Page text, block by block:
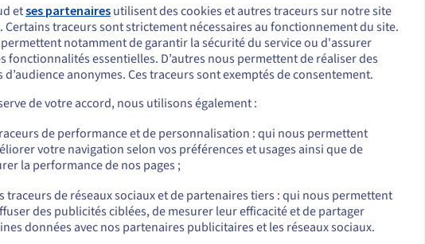
et les horodatages au
sujets (Topic Classification)
neutre)
la modération au travers de 19
semblez être localisé en États-Unis.
commander, rendez-vous sur le site de votre pays (États-Unis) et créez un
us.ovhcloud.com/
Anglais USD - $
ou
sur le site actuel
etses partenaires utilisent des cookies et autres traceurs sur notre site
Certains traceurs sont strictement nécessaires au fonctionnement du site.
notamment de garantir la sécurité du service ou d'assurer
fonctionnalités essentielles. D’autres nous permettent de réaliser des
d’audience anonymes. Ces traceurs sont exemptés de consentement.
de votre accord, nous utilisons également :
de performance et de personnalisation : qui nous permettent
votre navigation selon vos préférences et usages ainsi que de
la performance de nos pages ;
traceurs de réseaux sociaux et de partenaires tiers : qui nous permettent
des publicités ciblées, de mesurer leur efficacité et de partager
données avec nos partenaires publicitaires et les réseaux sociaux.